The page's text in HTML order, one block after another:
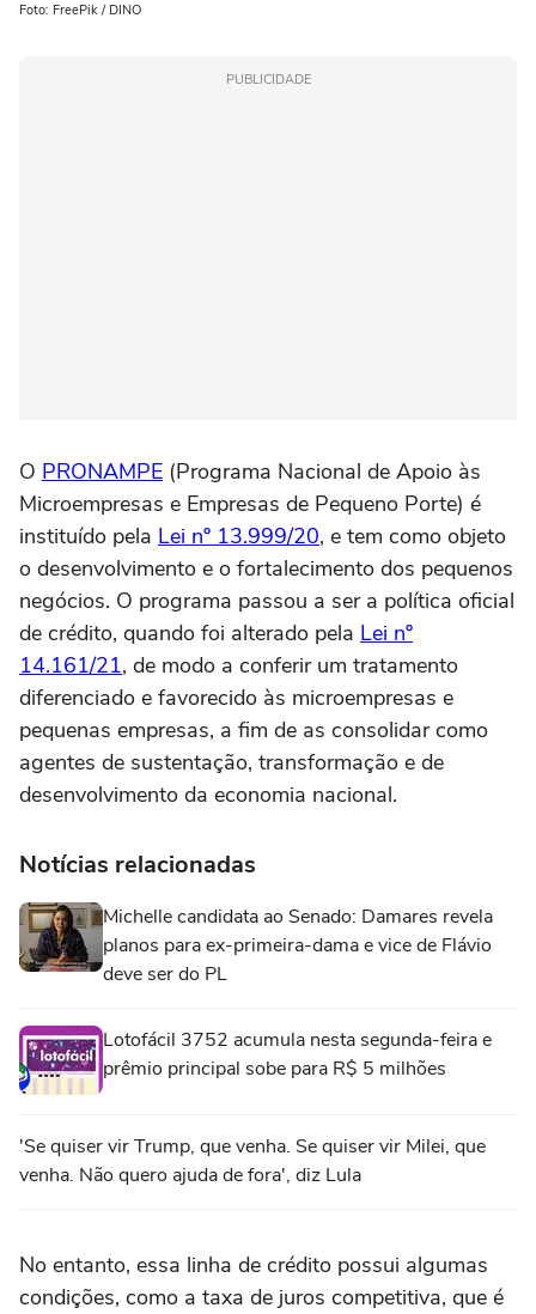
Foto: FreePik / DINO
PUBLICIDADE
O PRONAMPE (Programa Nacional de Apoio às
Microempresas e Empresas de Pequeno Porte) é
instituído pela Lei nº 13.999/20, e tem como objeto
o desenvolvimento e o fortalecimento dos pequenos
negócios. O programa passou a ser a política oficial
de crédito, quando foi alterado pela Lei nº
14.161/21, de modo a conferir um tratamento
diferenciado e favorecido às microempresas e
pequenas empresas, a fim de as consolidar como
agentes de sustentação, transformação e de
desenvolvimento da economia nacional.
Notícias relacionadas
Michelle candidata ao Senado: Damares revela
planos para ex-primeira-dama e vice de Flávio
deve ser do PL
Lotofácil 3752 acumula nesta segunda-feira e
prêmio principal sobe para R$ 5 milhões
'Se quiser vir Trump, que venha. Se quiser vir Milei, que
venha. Não quero ajuda de fora', diz Lula
No entanto, essa linha de crédito possui algumas
condições, como a taxa de juros competitiva, que é